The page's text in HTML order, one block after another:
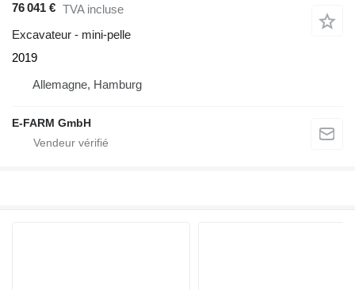
76 041 € TVA incluse
Excavateur - mini-pelle
2019
Allemagne, Hamburg
E-FARM GmbH